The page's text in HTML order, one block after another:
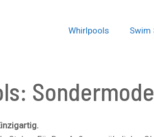
Whirlpools Swim